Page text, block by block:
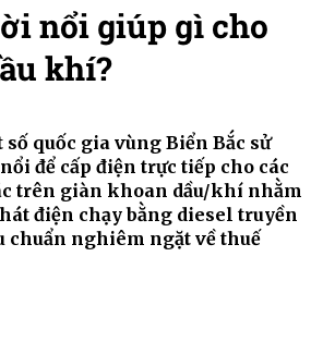
nổi giúp gì cho
khí?
số quốc gia vùng Biển Bắc sử
để cấp điện trực tiếp cho các
trên giàn khoan dầu/khí nhằm
điện chạy bằng diesel truyền
chuẩn nghiêm ngặt về thuế